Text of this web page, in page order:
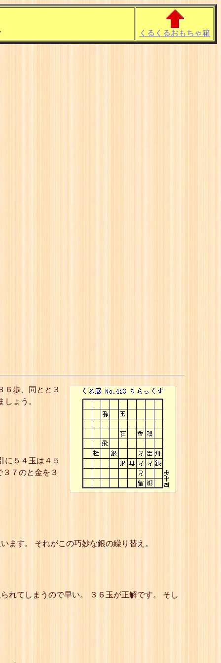
くるくるおもちゃ箱
６歩、同とと３
ょう。
に５４玉は４５
７のと金を３
ます。 それがこの巧妙な銀の繰り替え。
れてしまうので早い。 ３６玉が正解です。 そし